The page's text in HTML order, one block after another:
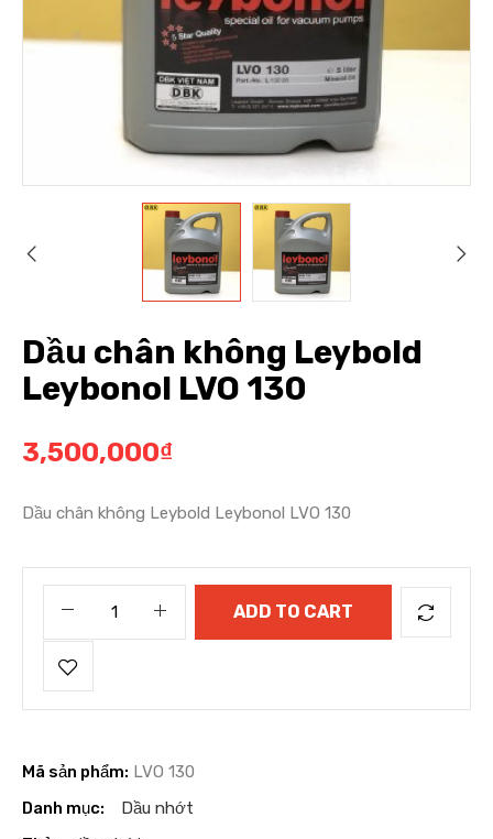
Dầu chân không Leybold
Leybonol LVO 130
3,500,000₫
Dầu chân không Leybold Leybonol LVO 130
ADD TO CART
Mã sản phẩm: LVO 130
Danh mục:
Dầu nhớt